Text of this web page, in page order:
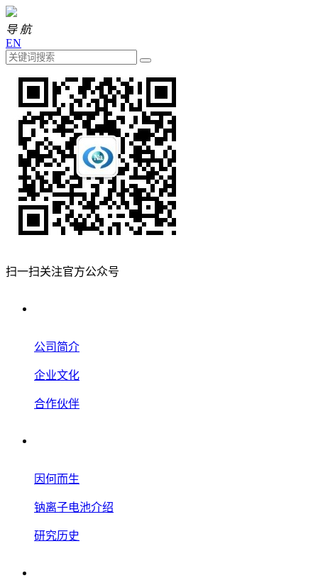
导 航
EN
扫一扫关注官方公众号
公司简介
企业文化
合作伙伴
因何而生
钠离子电池介绍
研究历史